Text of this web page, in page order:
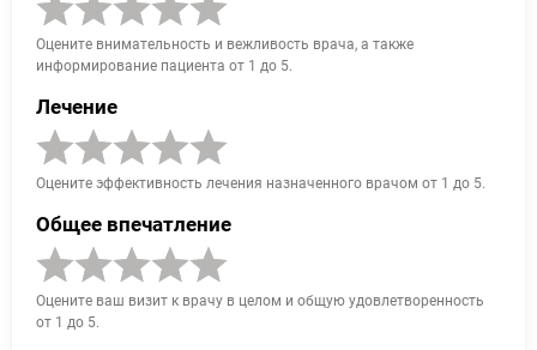
Оцените внимательность и вежливость врача, а также
информирование пациента от 1 до 5.
Лечение
Оцените эффективность лечения назначенного врачом от 1 до 5.
Общее впечатление
Оцените ваш визит к врачу в целом и общую удовлетворенность
от 1 до 5.